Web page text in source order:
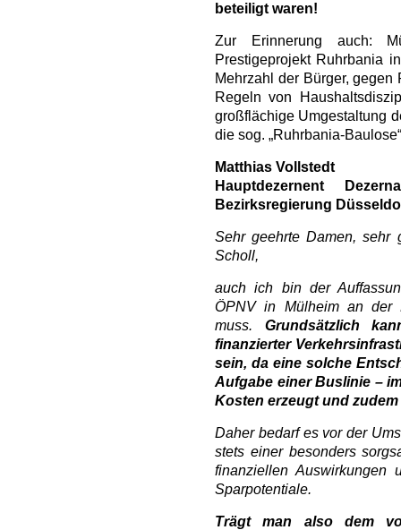
beteiligt waren!
Zur Erinnerung auch:
Prestigeprojekt Ruhrbania
Mehrzahl der Bürger,
Regeln von
großflächige Umgestaltung
die sog. „Ruhrbania-
Matthias Vollstedt
Hauptdezernent
Bezirksregierung
Sehr geehrte Damen, sehr
Scholl,
auch ich bin der
ÖPNV in Mülheim an der
muss. Grundsätzlich
finanzierter
sein, da eine solche
Aufgabe einer Buslinie –
Kosten erzeugt und
Daher bedarf es vor der
stets einer besonders
finanziellen Auswirkungen
Sparpotentiale.
Trägt man also dem